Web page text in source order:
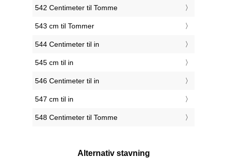
542 Centimeter til Tomme
543 cm til Tommer
544 Centimeter til in
545 cm til in
546 Centimeter til in
547 cm til in
548 Centimeter til Tomme
Alternativ stavning